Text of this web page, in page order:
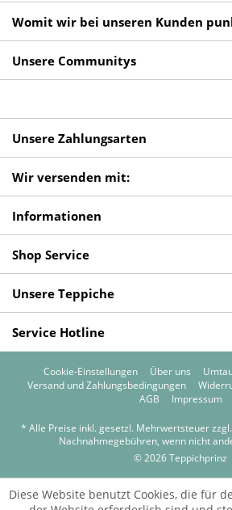
Womit wir bei unseren Kunden
Unsere Communitys
Unsere Zahlungsarten
Wir versenden mit:
Informationen
Shop Service
Unsere Teppiche
Service Hotline
Cookie-Einstellungen Über uns
Versand und Zahlungsbedingungen
AGB
Impressum
* Alle Preise inkl. gesetzl. Mehrwertsteuer zzgl.
Nachnahmegebühren, wenn nicht
© 2026 Teppichprinz
Diese Website benutzt Cookies, die für